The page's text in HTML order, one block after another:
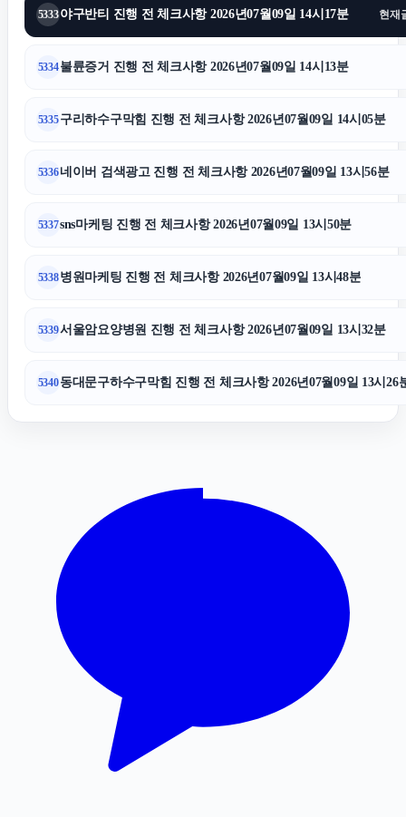
애견파양
인스타그램 팔로워 늘리기
마약변호사
5333야구반티 진행 전 체크사항 2026년07월09일 14시17분 현재
5334불륜증거 진행 전 체크사항 2026년07월09일 14시13분
5335구리하수구막힘 진행 전 체크사항 2026년07월09일 14시05분
5336네이버 검색광고 진행 전 체크사항 2026년07월09일 13시56분
5337sns마케팅 진행 전 체크사항 2026년07월09일 13시50분
5338병원마케팅 진행 전 체크사항 2026년07월09일 13시48분
5339서울암요양병원 진행 전 체크사항 2026년07월09일 13시32분
5340동대문구하수구막힘 진행 전 체크사항 2026년07월09일 13시26